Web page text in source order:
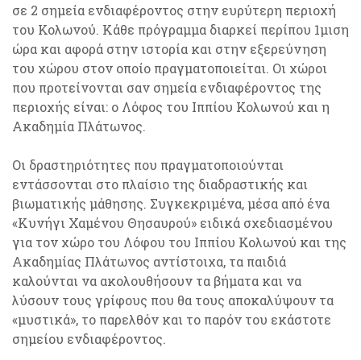
σε 2 σημεία ενδιαφέροντος στην ευρύτερη περιοχή
του Κολωνού. Κάθε πρόγραμμα διαρκεί περίπου 1μιση
ώρα και αφορά στην ιστορία και στην εξερεύνηση
του χώρου στον οποίο πραγματοποιείται. Οι χώροι
που προτείνονται σαν σημεία ενδιαφέροντος της
περιοχής είναι: ο Λόφος του Ιππίου Κολωνού και η
Ακαδημία Πλάτωνος.
Οι δραστηριότητες που πραγματοποιούνται
εντάσσονται στο πλαίσιο της διαδραστικής και
βιωματικής μάθησης. Συγκεκριμένα, μέσα από ένα
«Κυνήγι Χαμένου Θησαυρού» ειδικά σχεδιασμένου
για τον χώρο του Λόφου του Ιππίου Κολωνού και της
Ακαδημίας Πλάτωνος αντίστοιχα, τα παιδιά
καλούνται να ακολουθήσουν τα βήματα και να
λύσουν τους γρίφους που θα τους αποκαλύψουν τα
«μυστικά», το παρελθόν και το παρόν του εκάστοτε
σημείου ενδιαφέροντος.